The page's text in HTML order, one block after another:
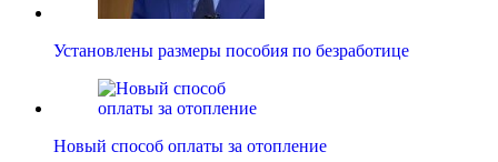
Установлены размеры пособия по безработице
Новый способ оплаты за отопление